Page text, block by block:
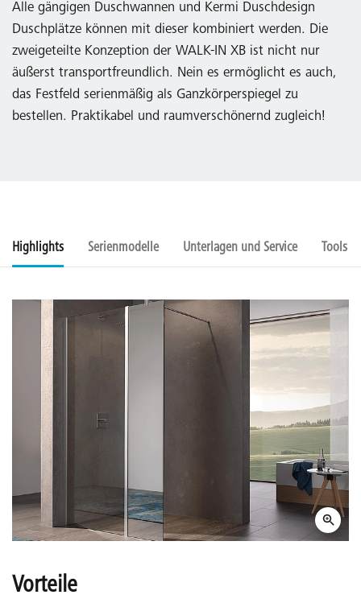
Alle gängigen Duschwannen und Kermi Duschdesign
Duschplätze können mit dieser kombiniert werden. Die
zweigeteilte Konzeption der WALK-IN XB ist nicht nur
äußerst transportfreundlich. Nein es ermöglicht es auch,
das Festfeld serienmäßig als Ganzkörperspiegel zu
bestellen. Praktikabel und raumverschönernd zugleich!
Highlights Serienmodelle Unterlagen und Service Tools
Vorteile